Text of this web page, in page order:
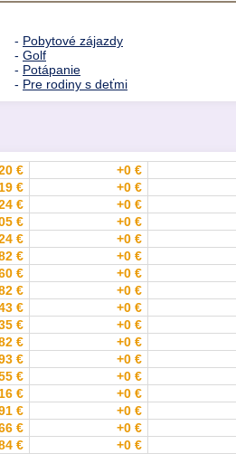
- Pobytové zájazdy
- Golf
- Potápanie
- Pre rodiny s deťmi
€ +0 €
€ +0 €
€ +0 €
€ +0 €
€ +0 €
€ +0 €
€ +0 €
€ +0 €
€ +0 €
€ +0 €
€ +0 €
€ +0 €
€ +0 €
€ +0 €
€ +0 €
€ +0 €
€ +0 €